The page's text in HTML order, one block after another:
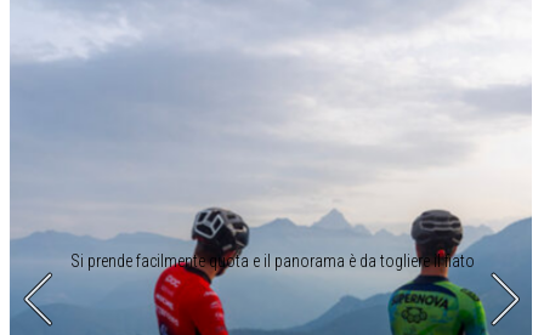
Si prende facilmente quota e il panorama è da togliere il fiato